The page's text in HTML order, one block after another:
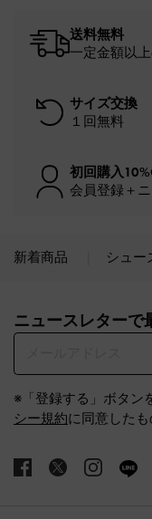
送料無料
一定金額以
サイズ交換
１回無料
初回購入
会員登録＋
新着商品 シュー
ニュースレターで
※「登録する」ボタン
シー規約に同意したも